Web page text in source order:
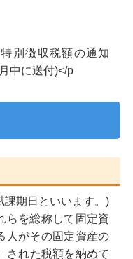
別徴収税額の通知
中に送付)</p
課期日といいます。)
らを総称して固定資
人がその固定資産の
された税額を納めて